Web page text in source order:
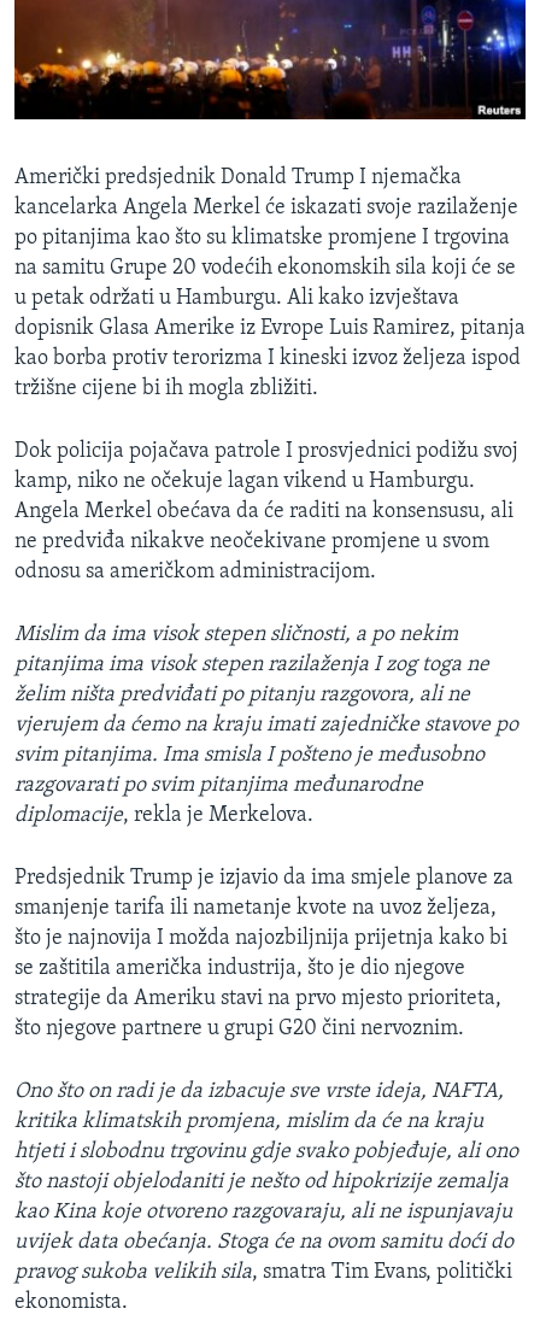
O GLASU AMERIKE
PRATITE NAS
Jezici
Američki predsjednik Donald Trump I njemačka
kancelarka Angela Merkel će iskazati svoje razilaženje
po pitanjima kao što su klimatske promjene I trgovina
na samitu Grupe 20 vodećih ekonomskih sila koji će se
u petak održati u Hamburgu. Ali kako izvještava
dopisnik Glasa Amerike iz Evrope Luis Ramirez, pitanja
kao borba protiv terorizma I kineski izvoz željeza ispod
tržišne cijene bi ih mogla zbližiti.
Dok policija pojačava patrole I prosvjednici podižu svoj
kamp, niko ne očekuje lagan vikend u Hamburgu.
Angela Merkel obećava da će raditi na konsensusu, ali
ne predviđa nikakve neočekivane promjene u svom
odnosu sa američkom administracijom.
Mislim da ima visok stepen sličnosti, a po nekim
pitanjima ima visok stepen razilaženja I zog toga ne
želim ništa predviđati po pitanju razgovora, ali ne
vjerujem da ćemo na kraju imati zajedničke stavove po
svim pitanjima. Ima smisla I pošteno je međusobno
razgovarati po svim pitanjima međunarodne
diplomacije, rekla je Merkelova.
Predsjednik Trump je izjavio da ima smjele planove za
smanjenje tarifa ili nametanje kvote na uvoz željeza,
što je najnovija I možda najozbiljnija prijetnja kako bi
se zaštitila američka industrija, što je dio njegove
strategije da Ameriku stavi na prvo mjesto prioriteta,
što njegove partnere u grupi G20 čini nervoznim.
Ono što on radi je da izbacuje sve vrste ideja, NAFTA,
kritika klimatskih promjena, mislim da će na kraju
htjeti i slobodnu trgovinu gdje svako pobjeđuje, ali ono
što nastoji objelodaniti je nešto od hipokrizije zemalja
kao Kina koje otvoreno razgovaraju, ali ne ispunjavaju
uvijek data obećanja. Stoga će na ovom samitu doći do
pravog sukoba velikih sila, smatra Tim Evans, politički
ekonomista.